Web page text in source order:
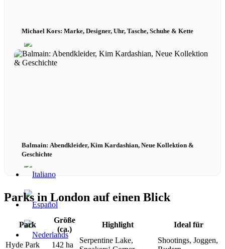
Michael Kors: Marke, Designer, Uhr, Tasche, Schuhe & Kette
Balmain: Abendkleider, Kim Kardashian, Neue Kollektion &
Geschichte
Parks in London auf einen Blick
Park
Größe
(ca.)
Highlight Ideal für
Hyde Park 142 ha
Serpentine Lake,
Shootings, Joggen,